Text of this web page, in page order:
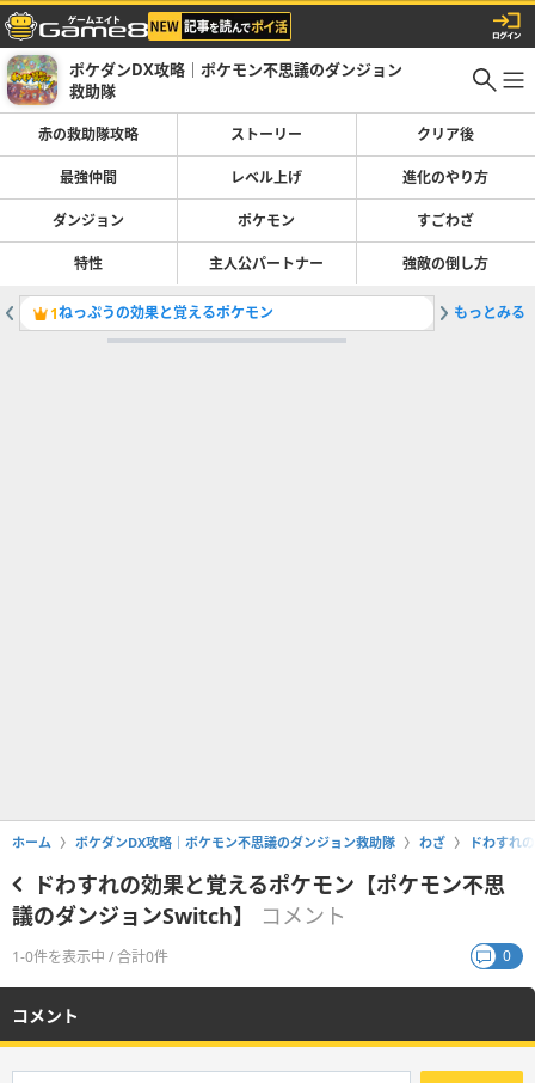
ポケダンDX攻略｜ポケモン不思議のダンジョン
救助隊
赤の救助隊攻略 ストーリー クリア後
最強仲間 レベル上げ 進化のやり方
ダンジョン ポケモン すごわざ
特性 主人公パートナー 強敵の倒し方
1ねっぷうの効果と覚えるポケモン 2マダツ
もっとみる
ホーム ポケダンDX攻略｜ポケモン不思議のダンジョン救助隊 わざ ドわすれ
ドわすれの効果と覚えるポケモン【ポケモン不思
議のダンジョンSwitch】
コメント
1-0件を表示中 / 合計0件 0
コメント